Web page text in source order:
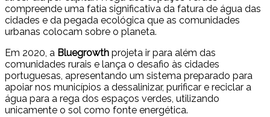
compreende uma fatia significativa da fatura de água das
cidades e da pegada ecológica que as comunidades
urbanas colocam sobre o planeta.
Em 2020, a Bluegrowth projeta ir para além das
comunidades rurais e lança o desafio às cidades
portuguesas, apresentando um sistema preparado para
apoiar nos municípios a dessalinizar, purificar e reciclar a
água para a rega dos espaços verdes, utilizando
unicamente o sol como fonte energética.